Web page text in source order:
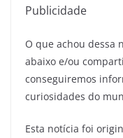
Publicidade
O que achou dessa
abaixo e/ou
conseguiremos
curiosidades do
Esta notícia foi